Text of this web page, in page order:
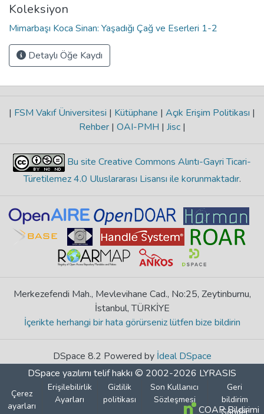
Koleksiyon
Mimarbaşı Koca Sinan: Yaşadığı Çağ ve Eserleri 1-2
Detaylı Öğe Kaydı
| FSM Vakıf Üniversitesi | Kütüphane | Açık Erişim Politikası |
Rehber | OAI-PMH | Jisc |
Bu site Creative Commons Alıntı-Gayri Ticari-
Türetilemez 4.0 Uluslararası Lisansı ile korunmaktadır.
Merkezefendi Mah., Mevlevihane Cad., No:25, Zeytinburnu,
İstanbul, TÜRKİYE
İçerikte herhangi bir hata görürseniz lütfen bize bildirin
DSpace 8.2 Powered by İdeal DSpace
DSpace yazılımı telif hakkı © 2002-2026 LYRASIS
Çerez
ayarları
Erişilebilirlik
Ayarları
Gizlilik
politikası
Son Kullanıcı
Sözleşmesi
Geri
bildirim
COAR Bildirimi